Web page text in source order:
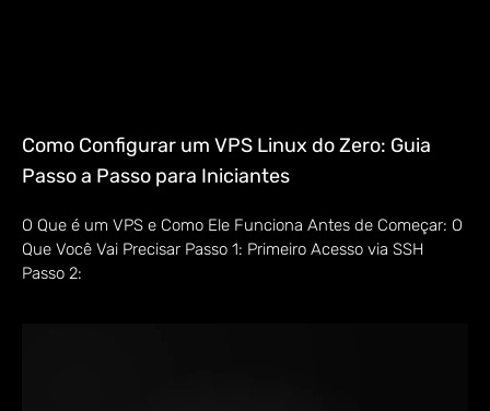
Como Configurar um VPS Linux do Zero: Guia
Passo a Passo para Iniciantes
O Que é um VPS e Como Ele Funciona Antes de Começar: O
Que Você Vai Precisar Passo 1: Primeiro Acesso via SSH
Passo 2: